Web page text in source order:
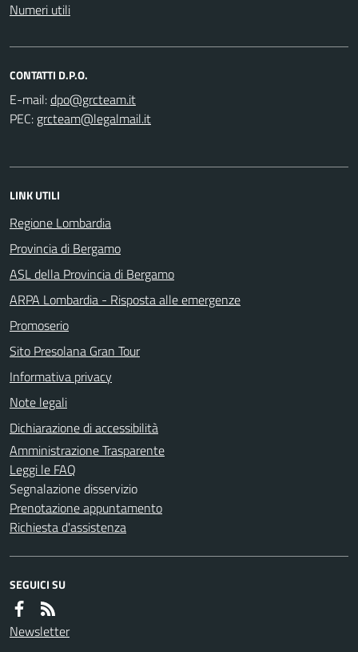
Numeri utili
CONTATTI D.P.O.
E-mail:
PEC:
LINK UTILI
Regione Lombardia
Provincia di Bergamo
ASL della Provincia di Bergamo
ARPA Lombardia - Risposta alle emergenze
Promoserio
Sito Presolana Gran Tour
Informativa privacy
Note legali
Dichiarazione di accessibilità
Amministrazione Trasparente
Leggi le FAQ
Segnalazione disservizio
Prenotazione appuntamento
Richiesta d'assistenza
SEGUICI SU
Newsletter